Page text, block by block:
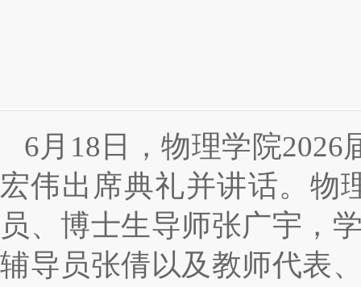
6月18日，物理学院
宏伟出席典礼并讲话。物
员、博士生导师张广宇，
辅导员张倩以及教师代表